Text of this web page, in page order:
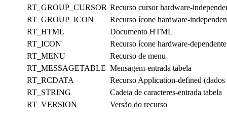
RT_GROUP_CURSOR Recurso cursor hardware-
RT_GROUP_ICON
Recurso ícone hardware-
RT_HTML
Documento HTML
RT_ICON
Recurso ícone hardware-dependente
RT_MENU
Recurso de menu
RT_MESSAGETABLE Mensagem-entrada tabela
RT_RCDATA
Recurso Application-defined (dados
RT_STRING
Cadeia de caracteres-entrada tabela
RT_VERSION
Versão do recurso